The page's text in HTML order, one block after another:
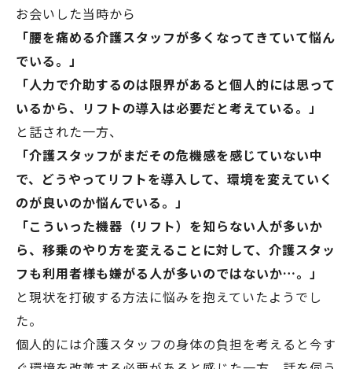
お会いした当時から
「腰を痛める介護スタッフが多くなってきていて悩ん
でいる。」
「人力で介助するのは限界があると個人的には思って
いるから、リフトの導入は必要だと考えている。」
と話された一方、
「介護スタッフがまだその危機感を感じていない中
で、どうやってリフトを導入して、環境を変えていく
のが良いのか悩んでいる。」
「こういった機器（リフト）を知らない人が多いか
ら、移乗のやり方を変えることに対して、介護スタッ
フも利用者様も嫌がる人が多いのではないか…。」
と現状を打破する方法に悩みを抱えていたようでし
た。
個人的には介護スタッフの身体の負担を考えると今す